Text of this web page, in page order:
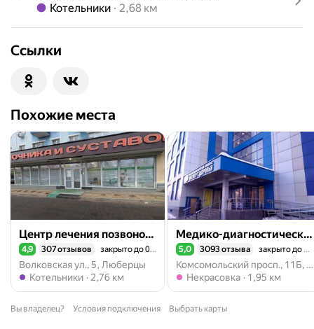
Метро Котельники Расстояние 2,68 км
Котельники 2,68 км
Ссылки
Похожие места
Центр лечения позвоночника и суставов
Рейтинг 4,9 из 5
4,9 307 отзывов закрыто до 09:00
Волковская ул., 5, Люберцы
Метро Котельники
Котельники 2,76 км
Медико-диагностический комплекс Институт здоровья
Рейтинг 5,0 из 5
5,0 3093 отзыва закрыто до 08:00
Комсомольский просп., 11Б, Люберцы
Метро Некрасовка
Некрасовка 1,95 км
Вы владелец? Условия подключения Выбрать карты